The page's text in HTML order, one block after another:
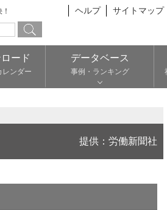
ヘルプ サイトマップ
ード
レンダー
データベース
事例・ランキング
提供：労働新聞社